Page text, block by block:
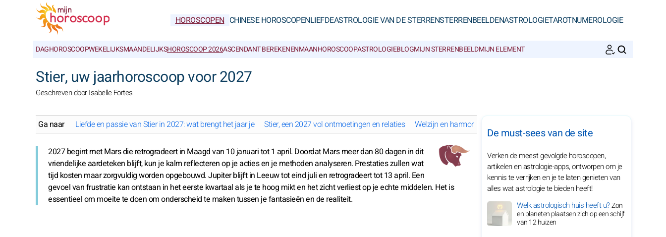
HOROSCOPEN CHINESE HOROSCOPENLIEFDEASTROLOGIE VAN DE STERRENSTERRENBEELDENASTROLOGIETAROTNUMEROLOGIE
DAGHOROSCOOPWEKELIJKSMAANDELIJKSHOROSCOOP 2026ASCENDANT BEREKENENMAANHOROSCOOPASTROLOGIEBLOGMIJN STERRENBEELDMIJN ELEMENT
Stier, uw jaarhoroscoop voor 2027
Geschreven door Isabelle Fortes
Ga naar Liefde en passie van Stier in 2027: wat brengt het jaar je Stier, een 2027 vol ontmoetingen en relaties Welzijn en harmonie van Stier in 2027
2027 begint met Mars die retrogradeert in Maagd van 10 januari tot 1 april. Doordat Mars meer dan 80 dagen in dit
vriendelijke aardeteken blijft, kun je kalm reflecteren op je acties en je methoden analyseren. Prestaties zullen wat
tijd kosten maar zorgvuldig worden opgebouwd. Jupiter blijft in Leeuw tot eind juli en retrogradeert tot 13 april. Een
gevoel van frustratie kan ontstaan in het eerste kwartaal als je te hoog mikt en het zicht verliest op je echte middelen. Het is
essentieel om moeite te doen om onderscheid te maken tussen je fantasieën en de realiteit.
De must-sees van de site
Verken de meest gevolgde horoscopen,
artikelen en astrologie-apps, ontworpen om je
kennis te verrijken en je te laten genieten van
alles wat astrologie te bieden heeft!
Welk astrologisch huis heeft u?Zon
en planeten plaatsen zich op een schijf
van 12 huizen